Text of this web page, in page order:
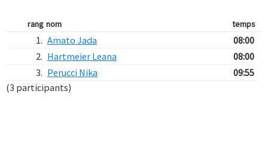
rang nom temps
1. Amato Jada
08:00
2. Hartmeier Leana
08:00
3. Perucci Nika
09:55
(3 participants)